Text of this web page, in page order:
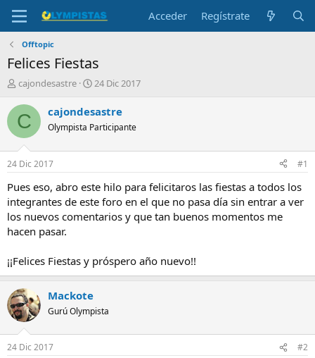
Acceder Regístrate
Offtopic
Felices Fiestas
I
i
c
a
d
o
r
d
e
l
t
m
a
cajondesastre
F
c
a
i
n
c
i
24 Dic 2017
C cajondesastre
Olympista Participante
24 Dic 2017 #1
Pues eso, abro este hilo para felicitaros las fiestas a todos los
integrantes de este foro en el que no pasa día sin entrar a ver
los nuevos comentarios y que tan buenos momentos me
hacen pasar.
¡¡Felices Fiestas y próspero año nuevo!!
Mackote
Gurú Olympista
24 Dic 2017 #2